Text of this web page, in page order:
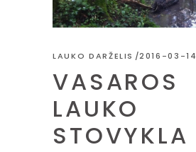
LAUKO DARŽELIS 2016-03-14
VASAROS
LAUKO
STOVYKLA